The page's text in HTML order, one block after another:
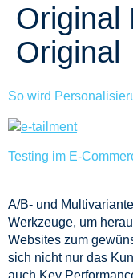
Original
Original
So wird
Testing im E-
A/B- und
Werkzeuge, um
Websites zum
sich nicht nur das